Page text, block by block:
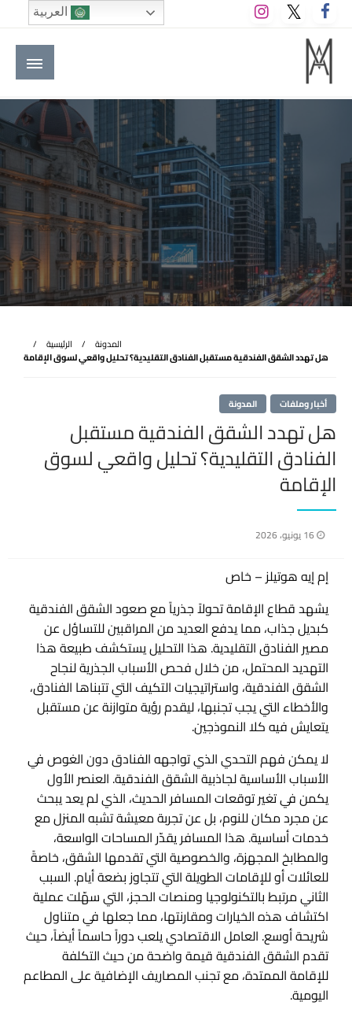
التخطي
إلى
المحتوى
M A hotels | إم ايه هوتيلز
الموقع الأول للعاملين في الفنادق في العالم العربي
الرئيسية
المدونة
هل تهدد الشقق الفندقية مستقبل الفنادق التقليدية؟ تحليل واقعي لسوق الإقامة
المدونة أخبار وملفات
هل تهدد الشقق الفندقية مستقبل
الفنادق التقليدية؟ تحليل واقعي لسوق
الإقامة
نُشر
16 يونيو، 2026
إم إيه هوتيلز – خاص
يشهد قطاع الإقامة تحولاً جذرياً مع صعود الشقق الفندقية
كبديل جذاب، مما يدفع العديد من المراقبين للتساؤل عن
مصير الفنادق التقليدية. هذا التحليل يستكشف طبيعة هذا
التهديد المحتمل، من خلال فحص الأسباب الجذرية لنجاح
الشقق الفندقية، واستراتيجيات التكيف التي تتبناها الفنادق،
والأخطاء التي يجب تجنبها، ليقدم رؤية متوازنة عن مستقبل
يتعايش فيه كلا النموذجين.
لا يمكن فهم التحدي الذي تواجهه الفنادق دون الغوص في
الأسباب الأساسية لجاذبية الشقق الفندقية. العنصر الأول
يكمن في تغير توقعات المسافر الحديث، الذي لم يعد يبحث
عن مجرد مكان للنوم، بل عن تجربة معيشة تشبه المنزل مع
خدمات أساسية. هذا المسافر يقدّر المساحات الواسعة،
والمطابخ المجهزة، والخصوصية التي تقدمها الشقق، خاصةً
للعائلات أو للإقامات الطويلة التي تتجاوز بضعة أيام. السبب
الثاني مرتبط بالتكنولوجيا ومنصات الحجز، التي سهّلت عملية
اكتشاف هذه الخيارات ومقارنتها، مما جعلها في متناول
شريحة أوسع. العامل الاقتصادي يلعب دوراً حاسماً أيضاً، حيث
تقدم الشقق الفندقية قيمة واضحة من حيث التكلفة
للإقامة الممتدة، مع تجنب المصاريف الإضافية على المطاعم
اليومية.
العربية